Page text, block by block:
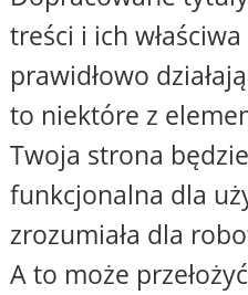
treści i ich
prawidłowo
to niektóre z
Twoja strona
funkcjonalna dla
zrozumiała dla
A to może